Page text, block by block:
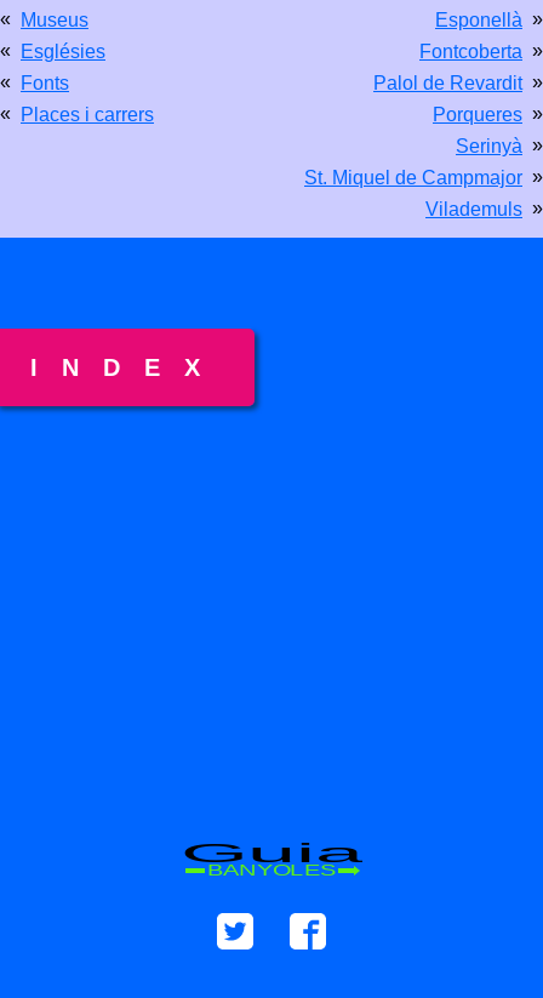
Esponellà »
Fontcoberta »
Palol de Revardit »
Porqueres »
Serinyà »
St. Miquel de Campmajor »
Vilademuls »
« Museus
« Esglésies
« Fonts
« Places i carrers
Guia
BANYOLES
INDEX